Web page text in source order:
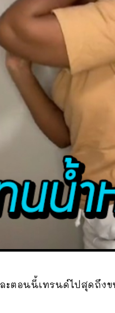
ตอนนี้เทรนด์ไปสุดถึงข